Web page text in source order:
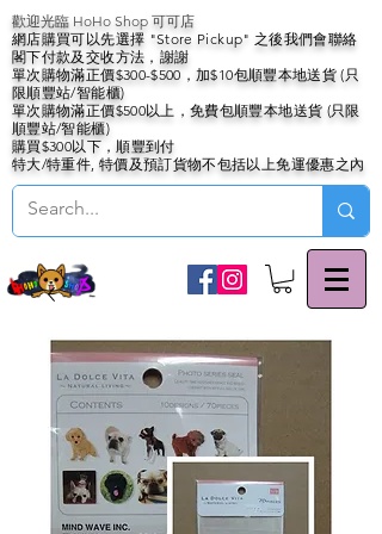
歡迎光臨 HoHo Shop 可可店
網店購買可以先選擇 "Store Pickup" 之後我們會聯絡
閣下付款及交收方法，謝謝
單次購物滿正價$300-$500，加$10包順豐本地送貨 (只
限順豐站/智能櫃)
單次購物滿正價$500以上，免費包順豐本地送貨 (只限
順豐站/智能櫃)
購買$300以下，順豐到付
特大/特重件, 特價及預訂貨物不包括以上免運優惠之內